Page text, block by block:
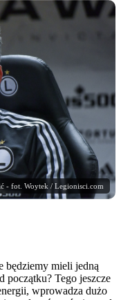
- fot. Woytek / Legionisci.com
będziemy mieli jedną
początku? Tego jeszcze
wprowadza dużo